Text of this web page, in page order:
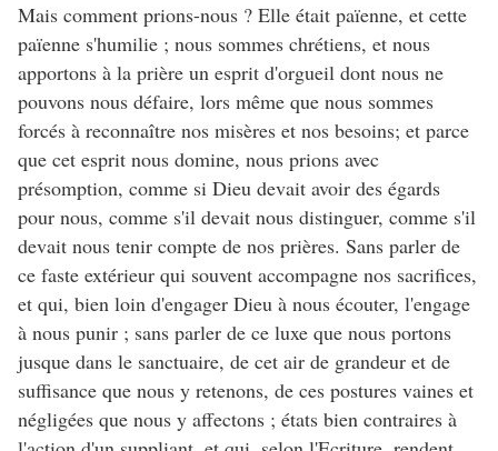
Mais comment prions-nous ? Elle était païenne, et cette
païenne s'humilie ; nous sommes chrétiens, et nous
apportons à la prière un esprit d'orgueil dont nous ne
pouvons nous défaire, lors même que nous sommes
forcés à reconnaître nos misères et nos besoins; et parce
que cet esprit nous domine, nous prions avec
présomption, comme si Dieu devait avoir des égards
pour nous, comme s'il devait nous distinguer, comme s'il
devait nous tenir compte de nos prières. Sans parler de
ce faste extérieur qui souvent accompagne nos sacrifices,
et qui, bien loin d'engager Dieu à nous écouter, l'engage
à nous punir ; sans parler de ce luxe que nous portons
jusque dans le sanctuaire, de cet air de grandeur et de
suffisance que nous y retenons, de ces postures vaines et
négligées que nous y affectons ; états bien contraires à